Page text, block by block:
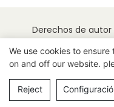
Derechos de
Equipment
We use cookies to
on and off our website.
Reject